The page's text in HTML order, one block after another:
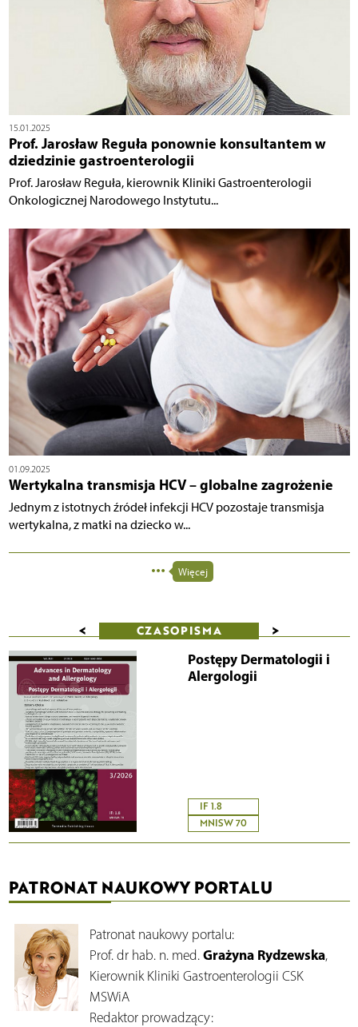
15.01.2025
Prof. Jarosław Reguła ponownie konsultantem w
dziedzinie gastroenterologii
Prof. Jarosław Reguła, kierownik Kliniki Gastroenterologii
Onkologicznej Narodowego Instytutu...
01.09.2025
Wertykalna transmisja HCV – globalne zagrożenie
Jednym z istotnych źródeł infekcji HCV pozostaje transmisja
wertykalna, z matki na dziecko w...
Więcej
< CZASOPISMA >
Postępy Dermatologii i
Alergologii
IF 1.8
MNISW 70
PATRONAT NAUKOWY PORTALU
Patronat naukowy portalu:
Prof. dr hab. n. med. Grażyna Rydzewska,
Kierownik Kliniki Gastroenterologii CSK
MSWiA
Redaktor prowadzący: